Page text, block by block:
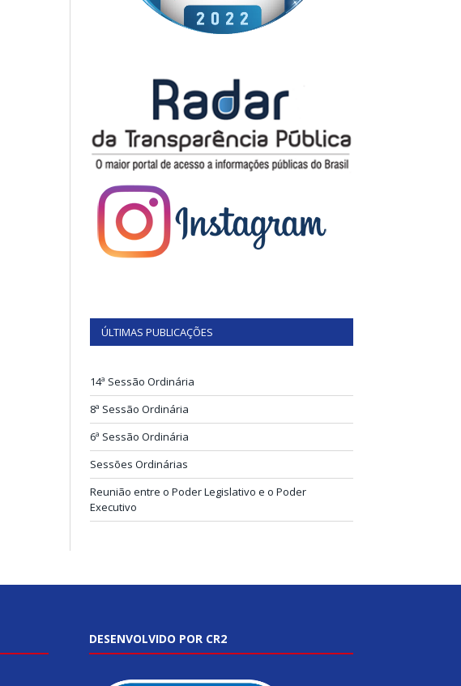
ÚLTIMAS PUBLICAÇÕES
14ª Sessão Ordinária
8ª Sessão Ordinária
6ª Sessão Ordinária
Sessões Ordinárias
Reunião entre o Poder Legislativo e o Poder
Executivo
DESENVOLVIDO POR CR2